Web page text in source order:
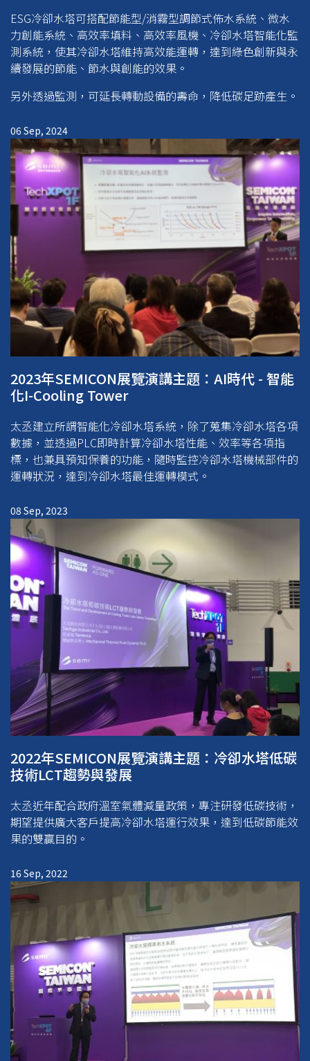
ESG冷卻水塔可搭配節能型/消霧型調節式佈水系統、微水
力創能系統、高效率填料、高效率風機、冷卻水塔智能化監
測系統，使其冷卻水塔維持高效能運轉，達到綠色創新與永
續發展的節能、節水與創能的效果。
另外透過監測，可延長轉動設備的壽命，降低碳足跡產生。
06 Sep, 2024
2023年SEMICON展覽演講主題：AI時代 - 智能
化I-Cooling Tower
太丞建立所謂智能化冷卻水塔系統，除了蒐集冷卻水塔各項
數據，並透過PLC即時計算冷卻水塔性能、效率等各項指
標，也兼具預知保養的功能，隨時監控冷卻水塔機械部件的
運轉狀況，達到冷卻水塔最佳運轉模式。
08 Sep, 2023
2022年SEMICON展覽演講主題：冷卻水塔低碳
技術LCT趨勢與發展
太丞近年配合政府溫室氣體減量政策，專注研發低碳技術，
期望提供廣大客戶提高冷卻水塔運行效果，達到低碳節能效
果的雙贏目的。
16 Sep, 2022